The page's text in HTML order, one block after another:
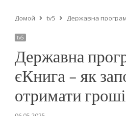
Домой tv5 Державна
tv5
Державна
єКнига – як
отримати гроші